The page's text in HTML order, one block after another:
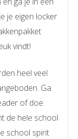
je eigen locker
vindt!
heel veel
Ga
of doe
de hele school
school spirit